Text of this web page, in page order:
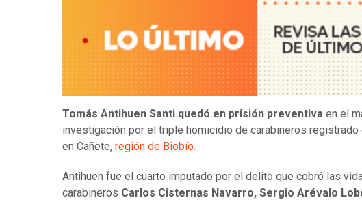
Tomás Antihuen Santi quedó en prisión preventiva en el
investigación por el triple homicidio de carabineros registrado
en Cañete, región de Biobío.
Antihuen fue el cuarto imputado por el delito que cobró las
carabineros Carlos Cisternas Navarro, Sergio Arévalo